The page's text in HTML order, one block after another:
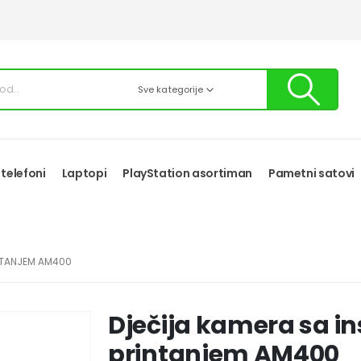
Sve kategorije
Laptopi PlayStation asortiman Pametni satovi
AM400
Dječija kamera sa